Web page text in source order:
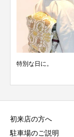
特別な日に。
初来店の方へ
駐車場のご説明